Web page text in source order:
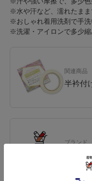
※水や汗など、濡れたまま
※おしゃれ着用洗剤で手洗
※洗濯・アイロンで多少縮
関連商品
半衿付
ブランド
いち